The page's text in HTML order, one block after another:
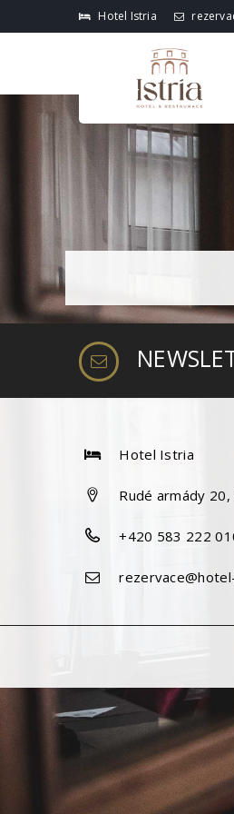
Hotel Istria
Hotel Istria
Rudé armády
+420 583 222